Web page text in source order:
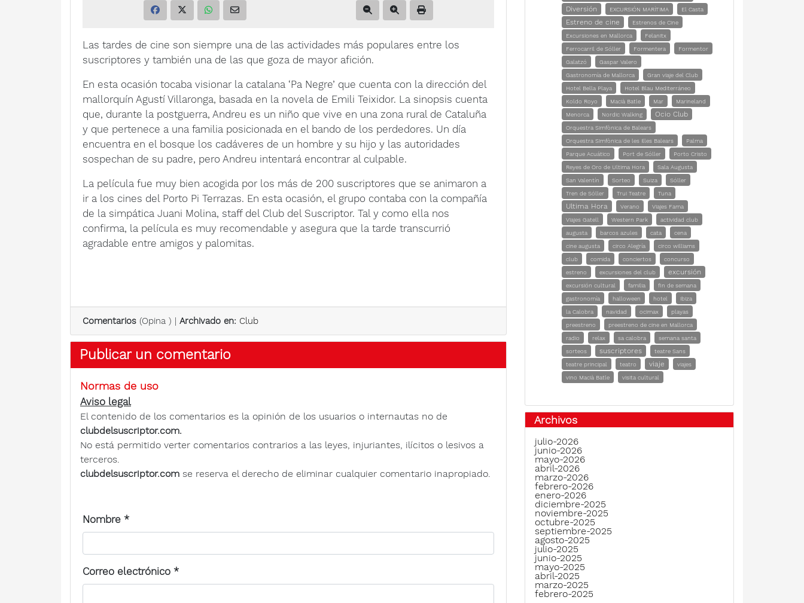
Las tardes de cine son siempre una de las actividades más populares entre los
suscriptores y también una de las que goza de mayor afición.
En esta ocasión tocaba visionar la catalana ‘Pa Negre’ que cuenta con la dirección del
mallorquín Agustí Villaronga, basada en la novela de Emili Teixidor. La sinopsis cuenta
que, durante la postguerra, Andreu es un niño que vive en una zona rural de Cataluña
y que pertenece a una familia posicionada en el bando de los perdedores. Un día
encuentra en el bosque los cadáveres de un hombre y su hijo y las autoridades
sospechan de su padre, pero Andreu intentará encontrar al culpable.
La película fue muy bien acogida por los más de 200 suscriptores que se animaron a
ir a los cines del Porto Pi Terrazas. En esta ocasión, el grupo contaba con la compañía
de la simpática Juani Molina, staff del Club del Suscriptor. Tal y como ella nos
confirma, la película es muy recomendable y asegura que la tarde transcurrió
agradable entre amigos y palomitas.
Comentarios (Opina ) | Archivado en: Club
Publicar un comentario
Normas de uso
Aviso legal
El contenido de los comentarios es la opinión de los usuarios o internautas no de
clubdelsuscriptor.com.
No está permitido verter comentarios contrarios a las leyes, injuriantes, ilícitos o lesivos a
terceros.
clubdelsuscriptor.com se reserva el derecho de eliminar cualquier comentario inapropiado.
Nombre *
Correo electrónico *
Diversión EXCURSIÓN MARÍTIMA El Casta
Estreno de cine
Estrenos de Cine
Excursiones en Mallorca
Felanitx
Ferrocarril de Sóller
Formentera
Formentor
Galatzó
Gaspar Valero
Gastronomía de Mallorca
Gran viaje del Club
Hotel Bella Playa
Hotel Blau Mediterráneo
Koldo Royo
Macià Batle Mar
Marineland
Menorca
Nordic Walking Ocio Club
Orquestra Simfònica de Balears
Orquestra Simfònica de les Illes Balears
Palma
Parque Acuático
Port de Sóller
Porto Cristo
Reyes de Oro de Ultima Hora
Sala Augusta
San Valentín
Sorteo Suiza
Sóller
Tren de Sóller
Trui Teatre Tuna
Ultima Hora Verano
Viajes Fama
Viajes Gatell
Western Park
actividad club
augusta
barcos azules cata
cena
cine augusta
circo Alegría
circo williams
club
comida conciertos
concurso
estreno
excursiones del club excursión
excursión cultural familia
fin de semana
gastronomía
halloween hotel
ibiza
la Calobra
navidad ocimax
playas
preestreno
preestreno de cine en Mallorca
radio
relax sa calobra
semana santa
sorteos
suscriptores
teatre Sans
teatre principal
teatro viaje
viajes
vino Macià Batle
visita cultural
Archivos
julio-2026
junio-2026
mayo-2026
abril-2026
marzo-2026
febrero-2026
enero-2026
diciembre-2025
noviembre-2025
octubre-2025
septiembre-2025
agosto-2025
julio-2025
junio-2025
mayo-2025
abril-2025
marzo-2025
febrero-2025